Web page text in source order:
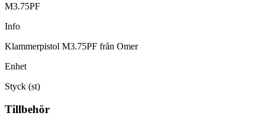
M3.75PF
Info
Klammerpistol M3.75PF från Omer
Enhet
Styck (st)
Tillbehör